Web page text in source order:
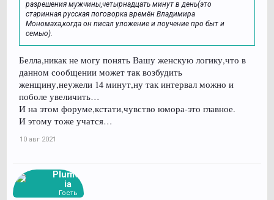
разрешения мужчины,четырнадцать минут в день(это
старинная русская поговорка времён Владимира
Мономаха,когда он писал уложение и поучение про быт и
семью).
Белла,никак не могу понять Вашу женскую логику,что в
данном сообщении может так возбудить
женщину,неужели 14 минут,ну так интервал можно и
поболе увеличить…
И на этом форуме,кстати,чувство юмора-это главное.
И этому тоже учатся…
10 авг 2021
Plumer
ia
Гость